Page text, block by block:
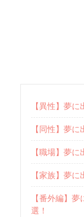
【異性】夢
【同性】夢
【職場】夢
【家族】夢
【番外編】
選！